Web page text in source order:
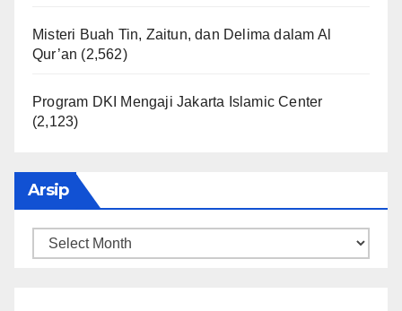
Misteri Buah Tin, Zaitun, dan Delima dalam Al
Qur’an (2,562)
Program DKI Mengaji Jakarta Islamic Center
(2,123)
Arsip
Arsip